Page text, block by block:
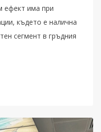
ефект има при
където е налична
сегмент в гръдния